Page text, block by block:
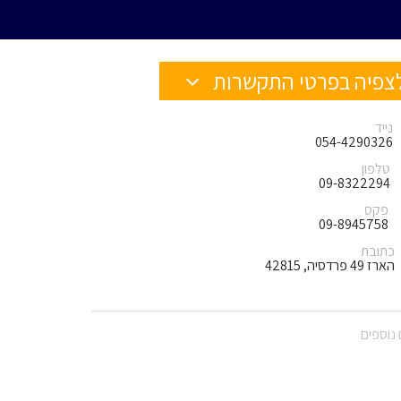
בפרטי התקשרות
נייד
054-4290326
טלפון
09-8322294
פקס
09-8945758
כתובת
הארז 49 פרדסיה, 42815